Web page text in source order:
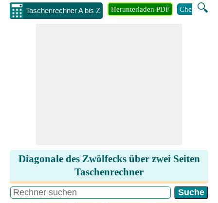
Taschenrechner A bis Z 🔍
Herunterladen PDF Chemie
Diagonale des Zwölfecks über zwei Seiten
Taschenrechner